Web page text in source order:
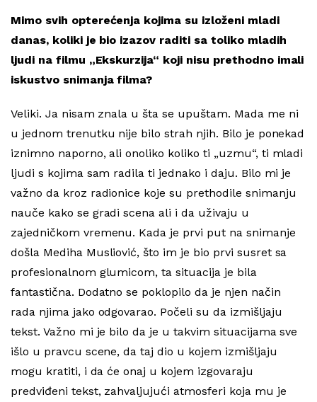
Mimo svih opterećenja kojima su izloženi mladi
danas, koliki je bio izazov raditi sa toliko mladih
ljudi na filmu „Ekskurzija“ koji nisu prethodno imali
iskustvo snimanja filma?
Veliki. Ja nisam znala u šta se upuštam. Mada me ni
u jednom trenutku nije bilo strah njih. Bilo je ponekad
iznimno naporno, ali onoliko koliko ti „uzmu“, ti mladi
ljudi s kojima sam radila ti jednako i daju. Bilo mi je
važno da kroz radionice koje su prethodile snimanju
nauče kako se gradi scena ali i da uživaju u
zajedničkom vremenu. Kada je prvi put na snimanje
došla Mediha Musliović, što im je bio prvi susret sa
profesionalnom glumicom, ta situacija je bila
fantastična. Dodatno se poklopilo da je njen način
rada njima jako odgovarao. Počeli su da izmišljaju
tekst. Važno mi je bilo da je u takvim situacijama sve
išlo u pravcu scene, da taj dio u kojem izmišljaju
mogu kratiti, i da će onaj u kojem izgovaraju
predviđeni tekst, zahvaljujući atmosferi koja mu je